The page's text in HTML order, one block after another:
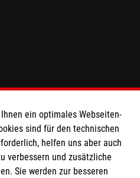
ein optimales Webseiten-
sind für den technischen
helfen uns aber auch
verbessern und zusätzliche
Sie werden zur besseren